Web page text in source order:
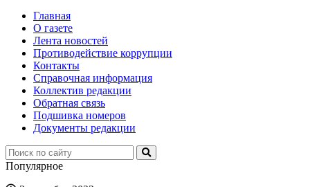
Главная
О газете
Лента новостей
Противодействие коррупции
Контакты
Справочная информация
Коллектив редакции
Обратная связь
Подшивка номеров
Документы редакции
Популярное